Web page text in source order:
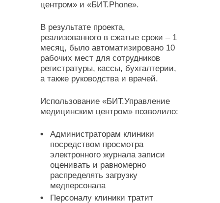
центром» и «БИТ.Phone».
В результате проекта,
реализованного в сжатые сроки – 1
месяц, было автоматизировано 10
рабочих мест для сотрудников
регистратуры, кассы, бухгалтерии,
а также руководства и врачей.
Использование «БИТ.Управление
медицинским центром» позволило:
Администраторам клиники
посредством просмотра
электронного журнала записи
оценивать и равномерно
распределять загрузку
медперсонала
Персоналу клиники тратит